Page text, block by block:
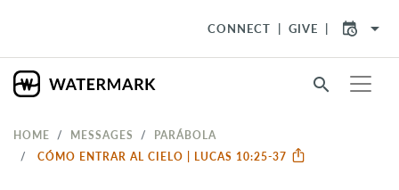
CONNECT GIVE arrow_drop_down
search
HOME MESSAGES
PARÁBOLA
CÓMO ENTRAR AL CIELO | LUCAS 10:25-37